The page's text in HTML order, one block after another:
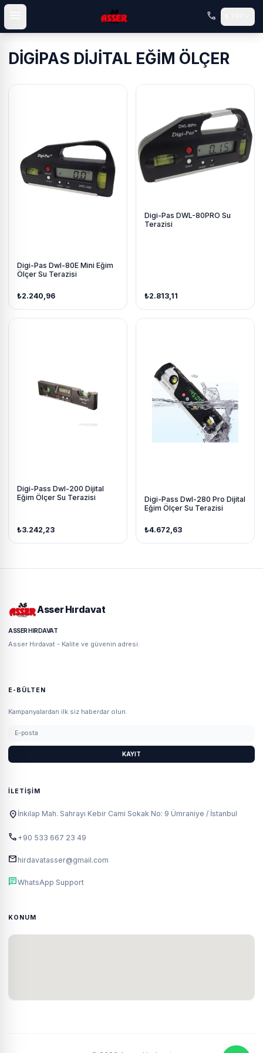
call
DİGİPAS DİJİTAL EĞİM ÖLÇER
Digi-Pas Dwl-80E Mini Eğim
Ölçer Su Terazisi
₺2.240,96
Digi-Pas DWL-80PRO Su
Terazisi
₺2.813,11
Digi-Pass Dwl-200 Dijital
Eğim Ölçer Su Terazisi
₺3.242,23
Digi-Pass Dwl-280 Pro Dijital
Eğim Ölçer Su Terazisi
₺4.672,63
Asser Hırdavat
ASSER HIRDAVAT
Asser Hırdavat - Kalite ve güvenin adresi.
E-BÜLTEN
Kampanyalardan ilk siz haberdar olun.
KAYIT
İLETIŞIM
location_on İnkılap Mah. Sahrayı Kebir Cami Sokak No: 9 Ümraniye / İstanbul
call +90 533 667 23 49
mail hirdavatasser@gmail.com
chatWhatsApp Support
KONUM